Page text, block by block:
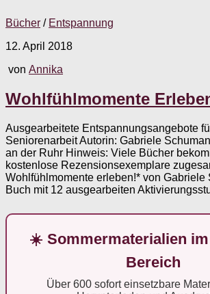
Bücher / Entspannung
12. April 2018
von Annika
Wohlfühlmomente
Ausgearbeitete Entspannungsangebote
Seniorenarbeit Autorin: Gabriele
an der Ruhr Hinweis: Viele Bücher
kostenlose Rezensionsexemplare
Wohlfühlmomente erleben!* von Gabriele
Buch mit 12 ausgearbeiten
☀️ Sommermaterialien
Bereich
Über 600 sofort einsetzbare